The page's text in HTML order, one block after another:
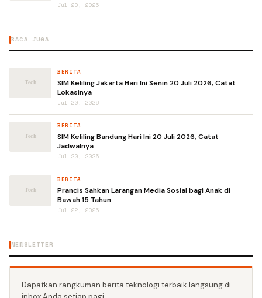
Jul 20, 2026
BACA JUGA
BERITA
SIM Keliling Jakarta Hari Ini Senin 20 Juli 2026, Catat
Lokasinya
Jul 20, 2026
BERITA
SIM Keliling Bandung Hari Ini 20 Juli 2026, Catat
Jadwalnya
Jul 20, 2026
BERITA
Prancis Sahkan Larangan Media Sosial bagi Anak di
Bawah 15 Tahun
Jul 22, 2026
NEWSLETTER
Dapatkan rangkuman berita teknologi terbaik langsung di